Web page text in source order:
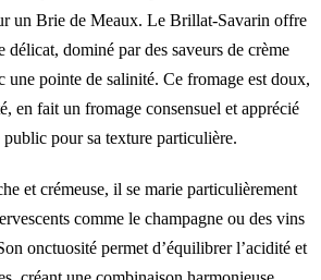
un Brie de Meaux. Le Brillat-Savarin offre
dominé par des saveurs de crème
une pointe de salinité. Ce fromage est doux,
en fait un fromage consensuel et apprécié
public pour sa texture particulière.
et crémeuse, il se marie particulièrement
comme le champagne ou des vins
onctuosité permet d’équilibrer l’acidité et